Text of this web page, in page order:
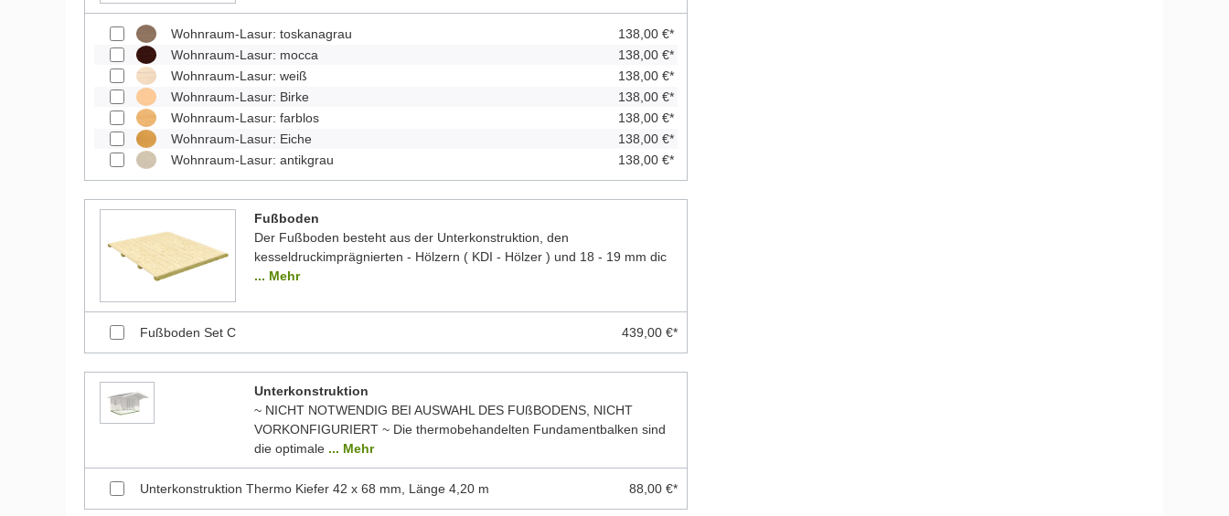
Wohnraum-Lasur: toskanagrau
138,00 €*
Wohnraum-Lasur: mocca
138,00 €*
Wohnraum-Lasur: weiß
138,00 €*
Wohnraum-Lasur: Birke
138,00 €*
Wohnraum-Lasur: farblos
138,00 €*
Wohnraum-Lasur: Eiche
138,00 €*
Wohnraum-Lasur: antikgrau
138,00 €*
Fußboden
Der Fußboden besteht aus der Unterkonstruktion, den
kesseldruckimprägnierten - Hölzern ( KDI - Hölzer ) und 18 - 19 mm dic
... Mehr
Fußboden Set C 439,00 €*
Unterkonstruktion
~ NICHT NOTWENDIG BEI AUSWAHL DES FUßBODENS, NICHT
VORKONFIGURIERT ~ Die thermobehandelten Fundamentbalken sind
die optimale ... Mehr
Unterkonstruktion Thermo Kiefer 42 x 68 mm, Länge 4,20 m 88,00 €*